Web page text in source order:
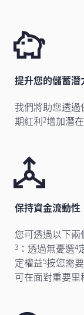
提升您的儲蓄潛
我們將助您透
期紅利2增加潛
保持資金流動
您可透過以下
3 ：透過無憂選4
定權益5按您需
可在面對重要里